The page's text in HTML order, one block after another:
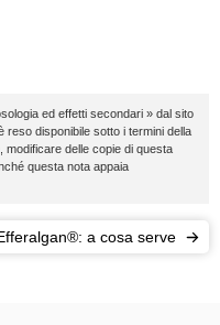
ed effetti secondari » dal sito
reso disponibile sotto i termini della
modificare delle copie di questa
questa nota appaia
a cosa serve